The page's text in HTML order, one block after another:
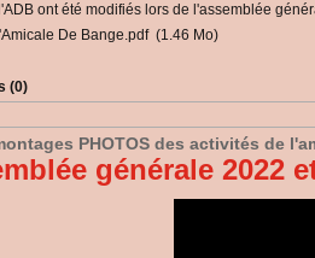
ont été modifiés lors de l'assemblée
De Bange.pdf (1.46 Mo)
(0)
PHOTOS des activités de
générale 2022